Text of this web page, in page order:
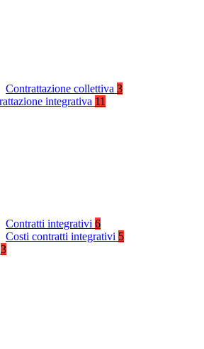
Contrattazione collettiva 3
integrativa 11
Contratti integrativi 6
Costi contratti integrativi 5
3